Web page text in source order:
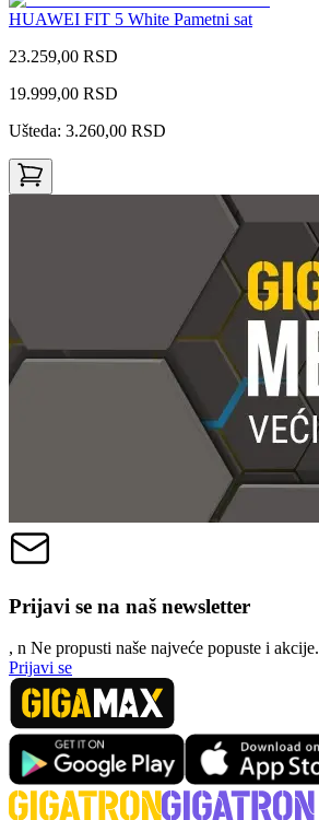
HUAWEI FIT 5 White Pametni sat
23.259,00 RSD
19.999,00 RSD
Ušteda: 3.260,00 RSD
Prijavi se na naš newsletter
, n Ne propusti naše najveće popuste i akcije.
Prijavi se